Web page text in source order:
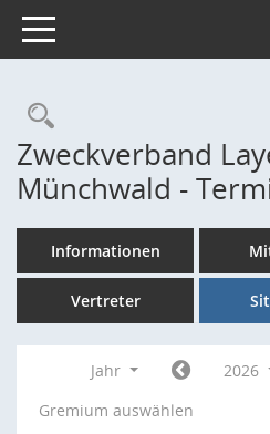
Toggle navigation
Rechercheauswahl
Zweckverband
Münchwald -
Informationen
Vertreter
Jahr
2026
Gremium auswählen